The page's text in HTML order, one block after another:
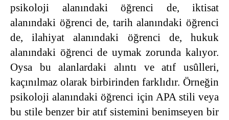
psikoloji alanındaki öğrenci de, iktisat
alanındaki öğrenci de, tarih alanındaki öğrenci
de, ilahiyat alanındaki öğrenci de, hukuk
alanındaki öğrenci de uymak zorunda kalıyor.
Oysa bu alanlardaki alıntı ve atıf usûlleri,
kaçınılmaz olarak birbirinden farklıdır. Örneğin
psikoloji alanındaki öğrenci için APA stili veya
bu stile benzer bir atıf sistemini benimseyen bir